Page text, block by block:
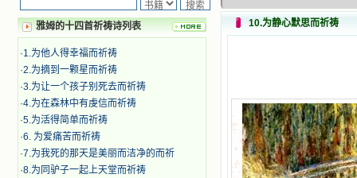
雅姆的十四首祈祷诗列表
·1.为他人得幸福而祈祷
·2.为摘到一颗星而祈祷
·3.为让一个孩子别死去而祈祷
·4.为在森林中有虔信而祈祷
·5.为活得简单而祈祷
·6. 为爱痛苦而祈祷
·7.为我死的那天是美丽而洁净的而祈
·8.为同驴子一起上天堂而祈祷
10.为静心默思而祈祷